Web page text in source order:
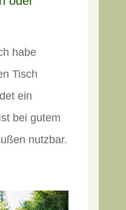
habe
Tisch
ein
bei gutem
nutzbar.